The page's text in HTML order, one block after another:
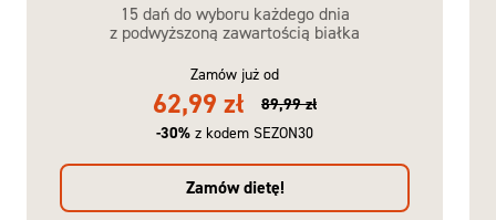
15 dań do wyboru każdego dnia
z podwyższoną zawartością białka
Zamów już od
62,99 zł
89,99 zł
-30% z kodem SEZON30
Zamów dietę!